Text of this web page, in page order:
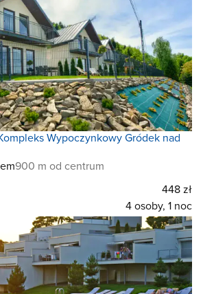
Wypoczynkowy Gródek nad
900 m od centrum
448 zł
4 osoby, 1 noc